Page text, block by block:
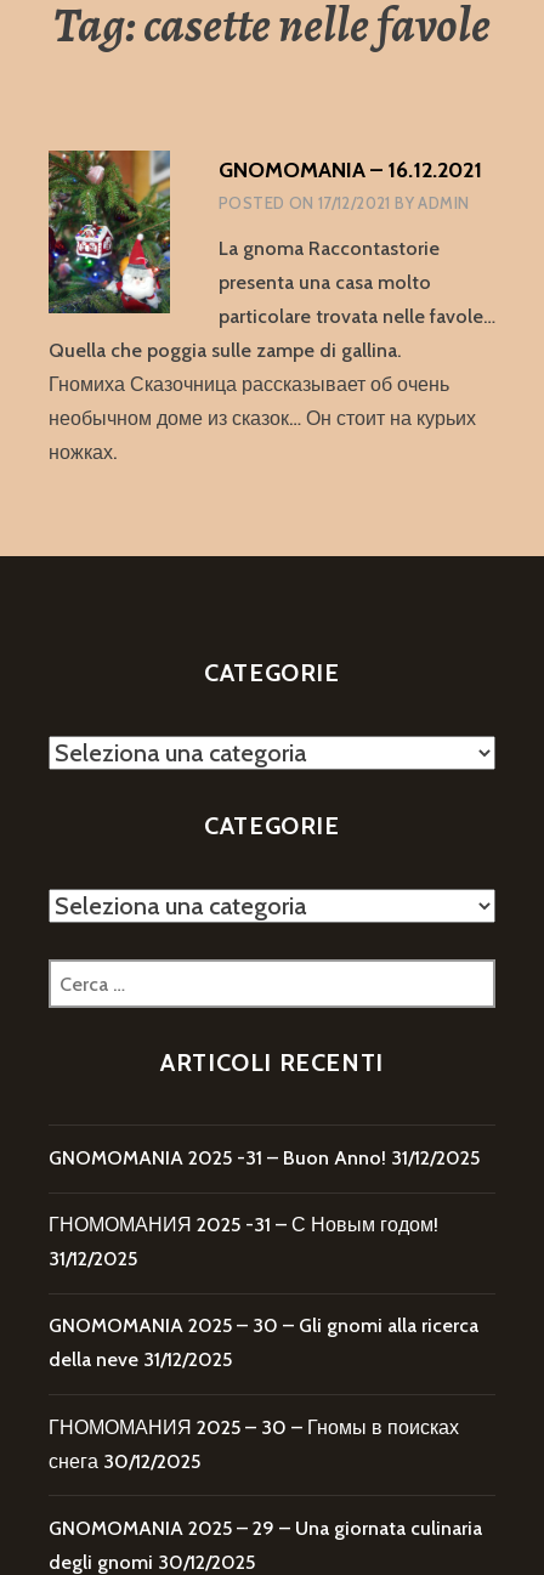
Tag:casette nelle favole
GNOMOMANIA – 16.12.2021
POSTED ON 17/12/2021 BYADMIN
La gnoma Raccontastorie
presenta una casa molto
particolare trovata nelle favole…
Quella che poggia sulle zampe di gallina.
Гномиха Сказочница рассказывает об очень
необычном доме из сказок… Он стоит на курьих
ножках.
CATEGORIE
Categorie
CATEGORIE
Categorie
Ricerca
per:
ARTICOLI RECENTI
GNOMOMANIA 2025 -31 – Buon Anno! 31/12/2025
ГНОМОМАНИЯ 2025 -31 – С Новым годом!
31/12/2025
GNOMOMANIA 2025 – 30 – Gli gnomi alla ricerca
della neve 31/12/2025
ГНОМОМАНИЯ 2025 – 30 – Гномы в поисках
снега 30/12/2025
GNOMOMANIA 2025 – 29 – Una giornata culinaria
degli gnomi 30/12/2025